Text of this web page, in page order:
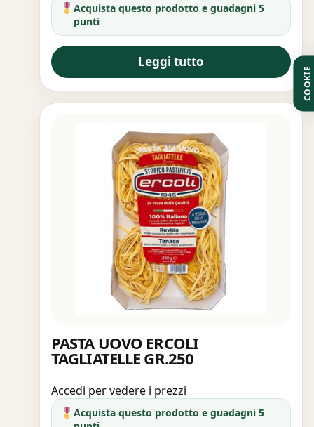
Acquista questo prodotto e guadagni 5
punti
Leggi tutto
PASTA UOVO ERCOLI
TAGLIATELLE GR.250
Accedi per vedere i prezzi
Acquista questo prodotto e guadagni 5
COOKIE